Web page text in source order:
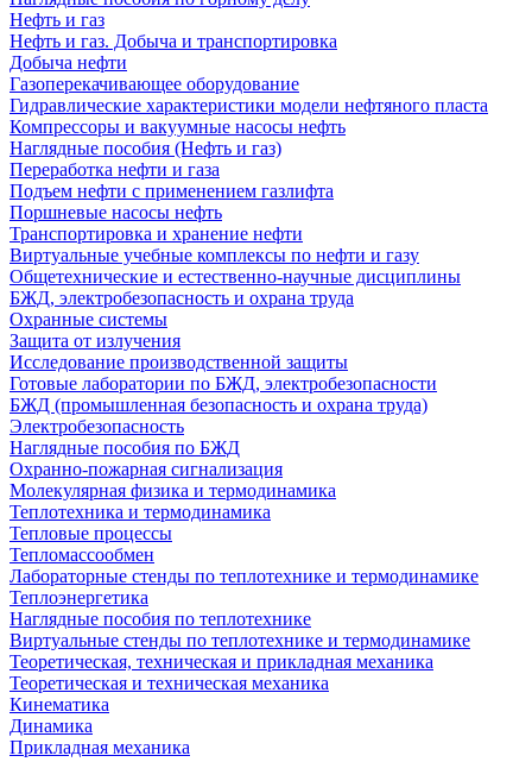
Нефть и газ
Нефть и газ. Добыча и транспортировка
Добыча нефти
Газоперекачивающее оборудование
Гидравлические характеристики модели нефтяного пласта
Компрессоры и вакуумные насосы нефть
Наглядные пособия (Нефть и газ)
Переработка нефти и газа
Подъем нефти с применением газлифта
Поршневые насосы нефть
Транспортировка и хранение нефти
Виртуальные учебные комплексы по нефти и газу
Общетехнические и естественно-научные дисциплины
БЖД, электробезопасность и охрана труда
Охранные системы
Защита от излучения
Исследование производственной защиты
Готовые лаборатории по БЖД, электробезопасности
БЖД (промышленная безопасность и охрана труда)
Электробезопасность
Наглядные пособия по БЖД
Охранно-пожарная сигнализация
Молекулярная физика и термодинамика
Теплотехника и термодинамика
Тепловые процессы
Тепломассообмен
Лабораторные стенды по теплотехнике и термодинамике
Теплоэнергетика
Наглядные пособия по теплотехнике
Виртуальные стенды по теплотехнике и термодинамике
Теоретическая, техническая и прикладная механика
Теоретическая и техническая механика
Кинематика
Динамика
Прикладная механика